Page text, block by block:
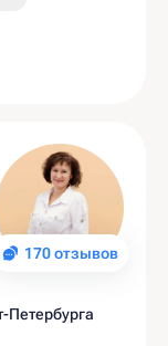
170 отзывов
Петербурга